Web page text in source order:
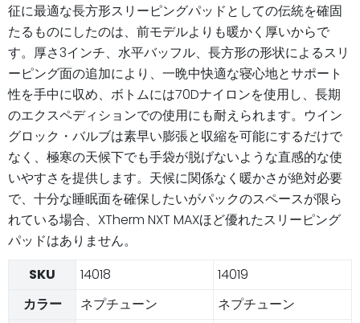
征に最適な長方形スリーピングパッドとしての伝統を確固
たるものにしたのは、前モデルよりも暖かく厚いからで
す。厚さ3インチ、水平バッフル、長方形の形状によるスリ
ーピング面の追加により、一晩中快適な寝心地とサポート
性を手中に収め、ボトムには70Dナイロンを使用し、長期
のエクスペディションでの使用にも耐えられます。ウイン
グロック・バルブは素早い膨張と収縮を可能にするだけで
なく、極寒の天候下でも手袋が脱げないような直感的な使
いやすさを提供します。天候に関係なく暖かさが絶対必要
で、十分な睡眠面を確保したいがパックのスペースが限ら
れている場合、XTherm NXT MAXほど優れたスリーピング
パッドはありません。
SKU
14018
14019
カラー
ネプチューン ネプチューン